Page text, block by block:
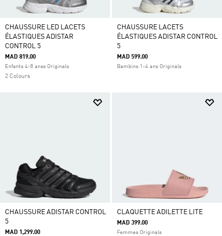
CHAUSSURE LED LACETS
ÉLASTIQUES ADISTAR
CONTROL 5
MAD 819.00
Enfants 4-8 anss Originals
2 Colours
CHAUSSURE LACETS
ÉLASTIQUES ADISTAR CONTROL
5
MAD 599.00
Bambins 1-4 ans Originals
CHAUSSURE ADISTAR CONTROL
5
MAD 1,299.00
CLAQUETTE ADILETTE LITE
MAD 399.00
Femmes Originals